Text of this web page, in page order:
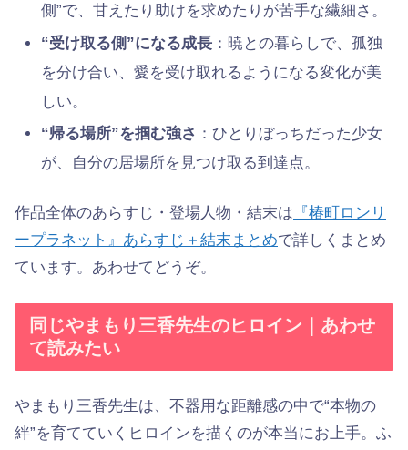
側”で、甘えたり助けを求めたりが苦手な繊細さ。
“受け取る側”になる成長 ：暁との暮らしで、孤独
を分け合い、愛を受け取れるようになる変化が美
しい。
“帰る場所”を掴む強さ ：ひとりぼっちだった少女
が、自分の居場所を見つけ取る到達点。
作品全体のあらすじ・登場人物・結末は 『椿町ロンリ
ープラネット』あらすじ＋結末まとめで詳しくまとめ
ています。あわせてどうぞ。
同じやまもり三香先生のヒロイン｜あわせ
て読みたい
やまもり三香先生は、不器用な距離感の中で“本物の
絆”を育てていくヒロインを描くのが本当にお上手。ふ